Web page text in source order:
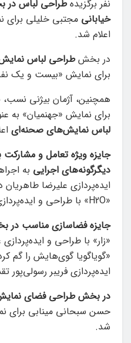
نفر برگزیدهطراحی لباس
خیابانی مجتبی خلیلی برای
اعلام شد.
در بخشطراحی لباس
برای نمایش «بیست و یک
همچنین، آژمان بیژنی نسب،
برای نمایش «جهنمیان» به
لباس نمایش‌های صحنه‌ای
جایزه ویژه تعامل و
دیگرگونه‌های اجرایی به
ایده‌پردازی علیرضا
«H2O» با طراحی و ایده‌پردازی امید اکبری اهدا شد.
جایزه فضاسازی مناسب در
«زار» با طراحی و
«گویاگویا گوی‌هایش را گم
ایده‌پردازی فریبر رسولی‌پور
در بخش طراحی فضای
حسن سبحانی مینابی برای
شد.